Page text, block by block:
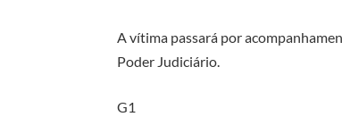
A vítima passará por
Poder Judiciário.
G1